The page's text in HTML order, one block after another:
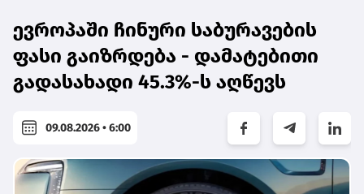
ევროპაში ჩინური საბურავების
ფასი გაიზრდება - დამატებითი
გადასახადი 45.3%-ს აღწევს
09.08.2026 • 6:00